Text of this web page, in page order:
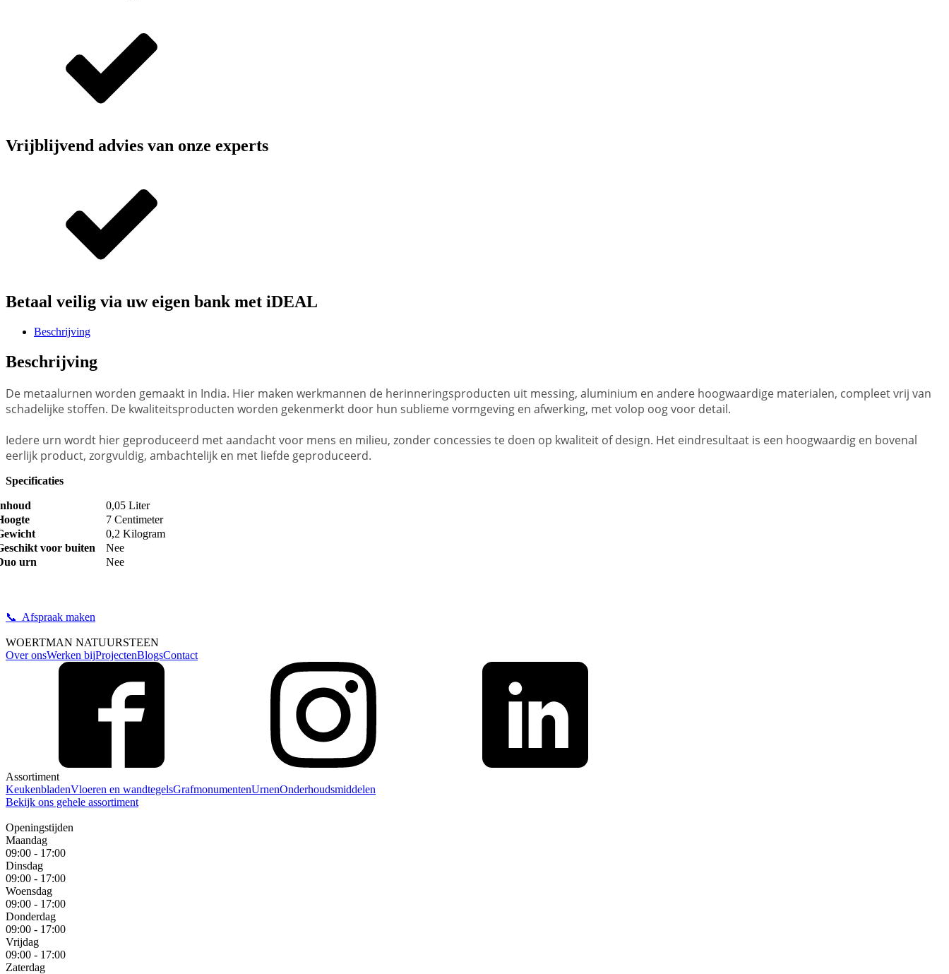
Vrijblijvend advies van onze experts
Betaal veilig via uw eigen bank met iDEAL
Beschrijving
Beschrijving
De metaalurnen worden gemaakt in India. Hier maken werkmannen de herinneringsproducten uit messing, aluminium en andere hoogwaardige materialen, compleet vrij van
schadelijke stoffen. De kwaliteitsproducten worden gekenmerkt door hun sublieme vormgeving en afwerking, met volop oog voor detail.
Iedere urn wordt hier geproduceerd met aandacht voor mens en milieu, zonder concessies te doen op kwaliteit of design. Het eindresultaat is een hoogwaardig en bovenal
eerlijk product, zorgvuldig, ambachtelijk en met liefde geproduceerd.
Specificaties
0,05 Liter
7 Centimeter
0,2 Kilogram
voor buiten
Nee
urn
Nee
📞 Afspraak maken
WOERTMAN NATUURSTEEN
Over onsWerken bijProjectenBlogsContact
Assortiment
KeukenbladenVloeren en wandtegelsGrafmonumentenUrnenOnderhoudsmiddelen
Bekijk ons gehele assortiment
Openingstijden
Maandag
09:00 - 17:00
Dinsdag
09:00 - 17:00
Woensdag
09:00 - 17:00
Donderdag
09:00 - 17:00
Vrijdag
09:00 - 17:00
Zaterdag